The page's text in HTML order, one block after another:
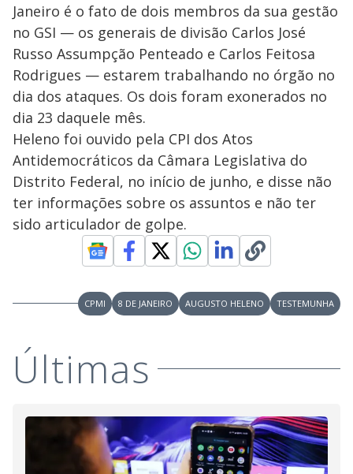
Janeiro é o fato de dois membros da sua gestão
no GSI — os generais de divisão Carlos José
Russo Assumpção Penteado e Carlos Feitosa
Rodrigues — estarem trabalhando no órgão no
dia dos ataques. Os dois foram exonerados no
dia 23 daquele mês.
Heleno foi ouvido pela CPI dos Atos
Antidemocráticos da Câmara Legislativa do
Distrito Federal, no início de junho, e disse não
ter informações sobre os assuntos e não ter
sido articulador de golpe.
CPMI 8 DE JANEIRO AUGUSTO HELENO TESTEMUNHA
Últimas